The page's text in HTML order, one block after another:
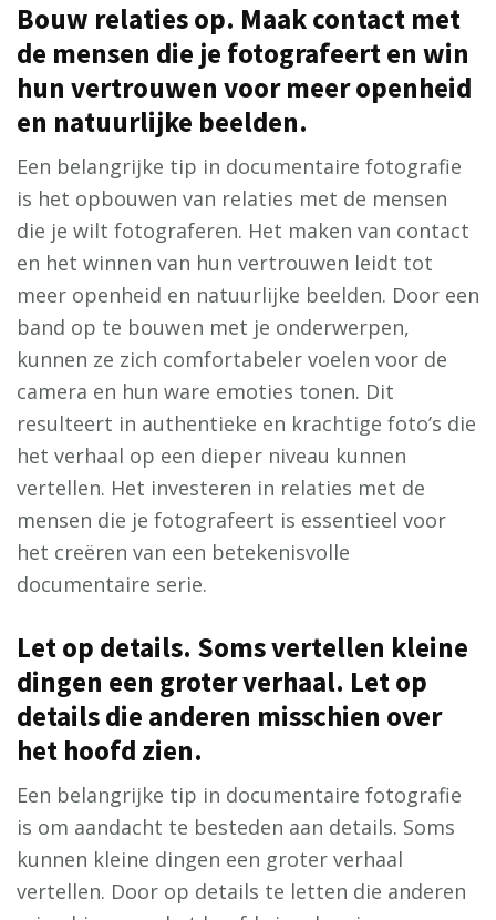
Bouw relaties op. Maak contact met
de mensen die je fotografeert en win
hun vertrouwen voor meer openheid
en natuurlijke beelden.
Een belangrijke tip in documentaire fotografie
is het opbouwen van relaties met de mensen
die je wilt fotograferen. Het maken van contact
en het winnen van hun vertrouwen leidt tot
meer openheid en natuurlijke beelden. Door een
band op te bouwen met je onderwerpen,
kunnen ze zich comfortabeler voelen voor de
camera en hun ware emoties tonen. Dit
resulteert in authentieke en krachtige foto’s die
het verhaal op een dieper niveau kunnen
vertellen. Het investeren in relaties met de
mensen die je fotografeert is essentieel voor
het creëren van een betekenisvolle
documentaire serie.
Let op details. Soms vertellen kleine
dingen een groter verhaal. Let op
details die anderen misschien over
het hoofd zien.
Een belangrijke tip in documentaire fotografie
is om aandacht te besteden aan details. Soms
kunnen kleine dingen een groter verhaal
vertellen. Door op details te letten die anderen